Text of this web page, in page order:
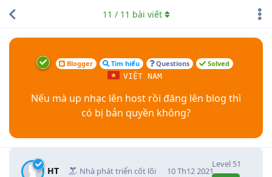
Blogger Tìm hiểu Questions
Solved
VIỆT NAM
Nếu mà up nhạc lên host rồi đăng lên blog thì
có bị bản quyền không?
11 / 11 bài viết
HT Nhà phát triển cốt lõi
Level 51
10 Th12 2021